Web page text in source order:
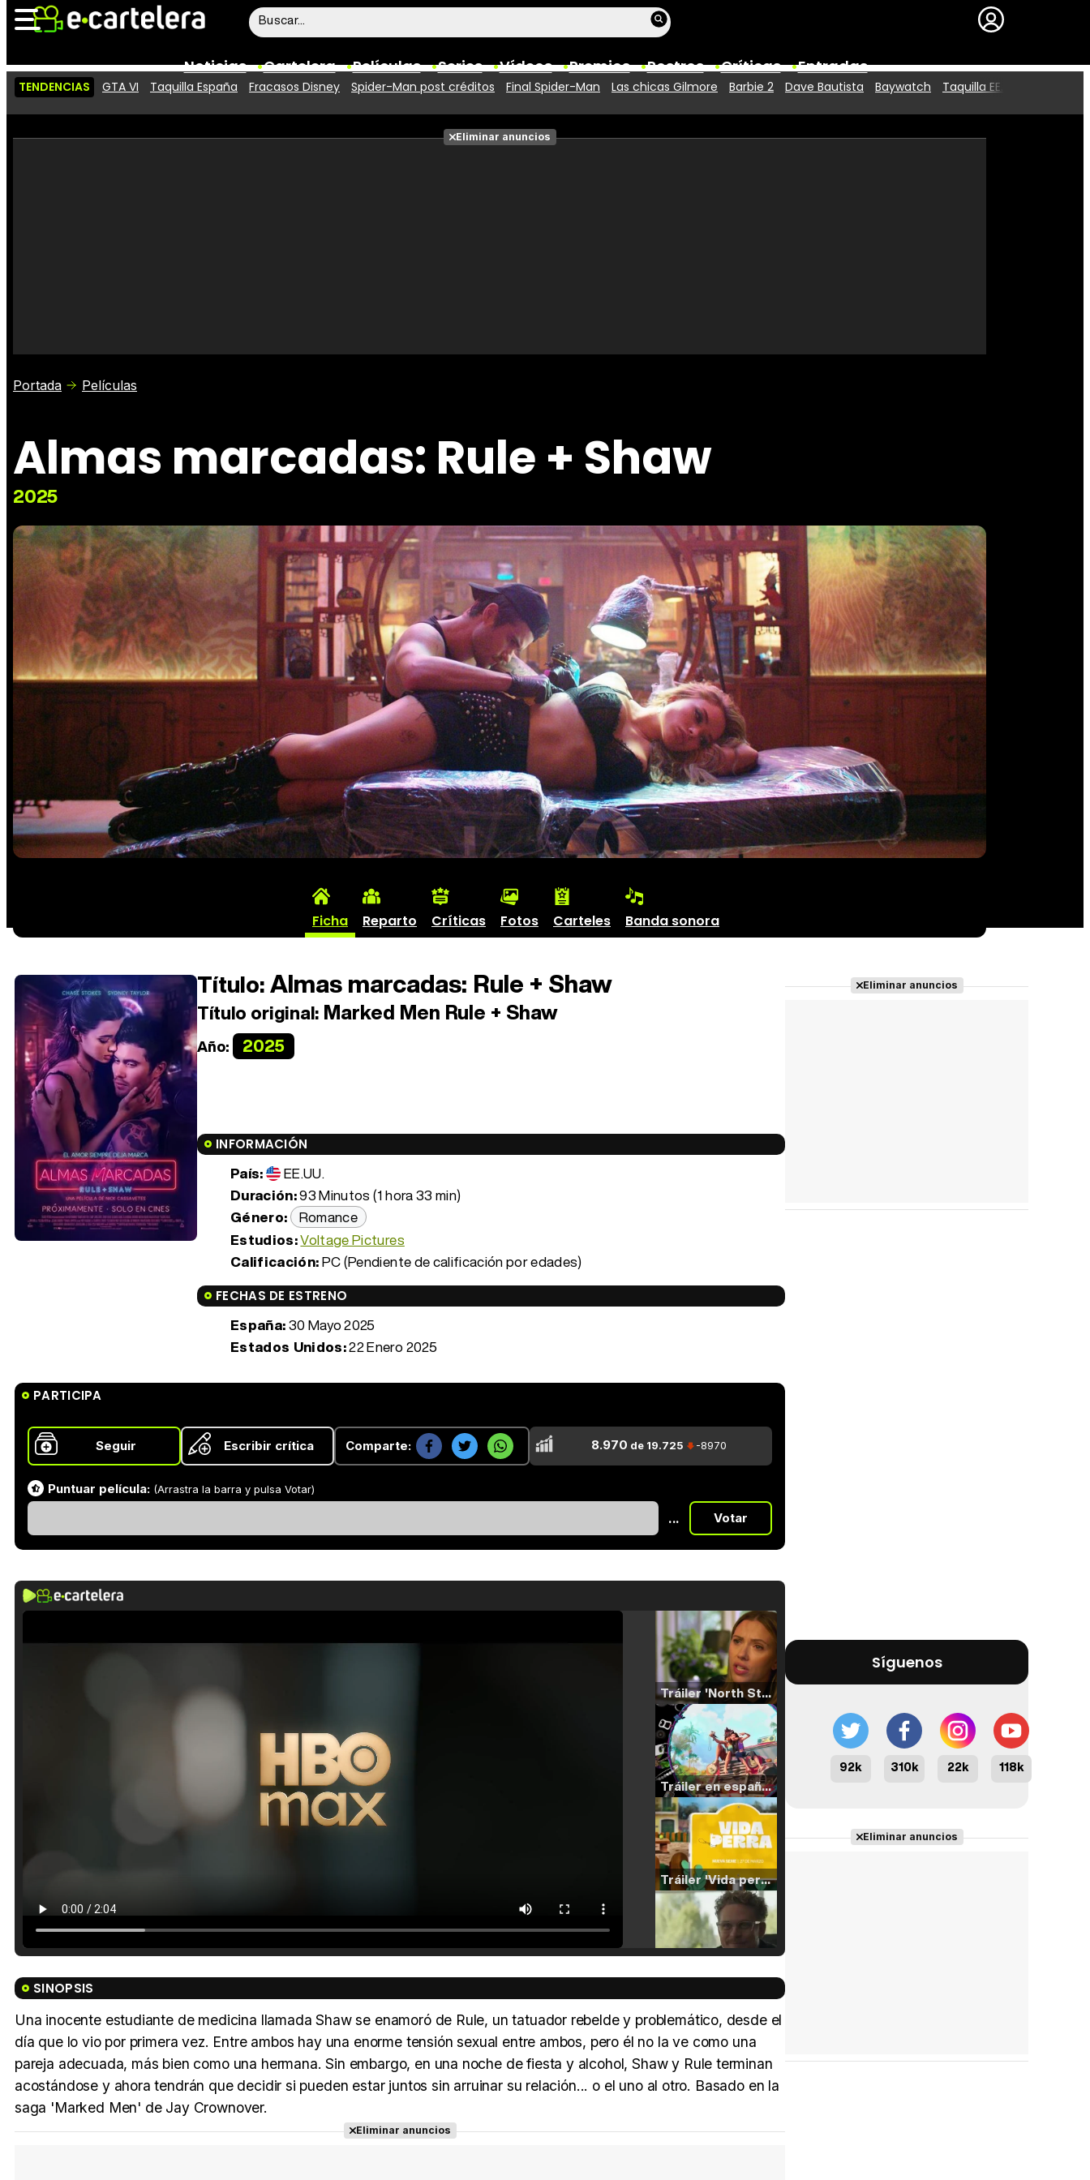
Noticias Cartelera Películas Series Vídeos Premios Rostros Críticas Entradas
Vídeos
Taquilla Fotos
Premios
TENDENCIAS GTA VI Taquilla España Fracasos Disney Spider-Man post créditos Final Spider-Man Las chicas Gilmore Barbie 2 Dave Bautista Baywatch Taquilla EE.UU.
Eliminar anuncios
Portada Películas
Almas marcadas: Rule + Shaw
2025
Ficha Reparto Críticas Fotos Carteles Banda sonora
Título:Almas marcadas: Rule + Shaw
Título original: Marked Men Rule + Shaw
Año: 2025
INFORMACIÓN
País:
EE.UU.
Duración:93 Minutos (1 hora 33 min)
Género: Romance
Estudios:Voltage Pictures
Calificación:PC (Pendiente de calificación por edades)
FECHAS DE ESTRENO
España:30 Mayo 2025
Estados Unidos:22 Enero 2025
PARTICIPA
Seguir Escribir crítica Comparte: 8.970 de 19.725 -8970
Puntuar película: (Arrastra la barra y pulsa Votar)
... Votar
Tráiler 'North Star' (2023)
Tráiler en español de 'La isla olvidada'
Tráiler 'Vida perra' (2026)
Tráiler en español 'Outcome' (2026)
SINOPSIS
Una inocente estudiante de medicina llamada Shaw se enamoró de Rule, un tatuador rebelde y problemático, desde el
día que lo vio por primera vez. Entre ambos hay una enorme tensión sexual entre ambos, pero él no la ve como una
pareja adecuada, más bien como una hermana. Sin embargo, en una noche de fiesta y alcohol, Shaw y Rule terminan
acostándose y ahora tendrán que decidir si pueden estar juntos sin arruinar su relación... o el uno al otro. Basado en la
saga 'Marked Men' de Jay Crownover.
Eliminar anuncios
Eliminar anuncios
Síguenos
92k 310k 22k 118k
Eliminar anuncios